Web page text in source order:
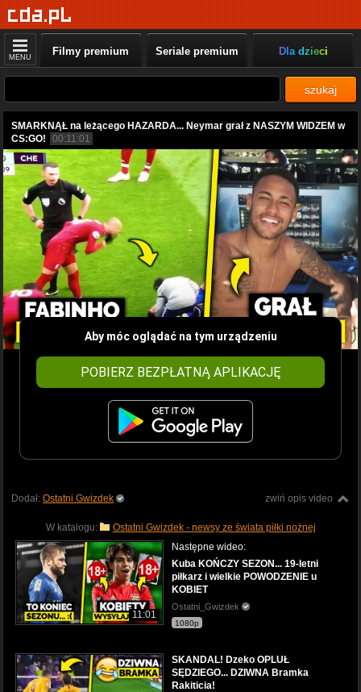
MENU Filmy premium Seriale premium Dla dzieci
szukaj
SMARKNĄŁ na leżącego HAZARDA... Neymar grał z NASZYM WIDZEM w
CS:GO!
00:11:01
Aby móc oglądać na tym urządzeniu
POBIERZ BEZPŁATNĄ APLIKACJĘ
zwiń opis video
Dodał: Ostatni Gwizdek
W katalogu: Ostatni Gwizdek - newsy ze świata piłki nożnej
11:01
Następne wideo:
Kuba KOŃCZY SEZON... 19-letni
piłkarz i wielkie POWODZENIE u
KOBIET
Ostatni_Gwizdek
1080p
SKANDAL! Dzeko OPLUŁ
SĘDZIEGO... DZIWNA Bramka
Rakiticia!